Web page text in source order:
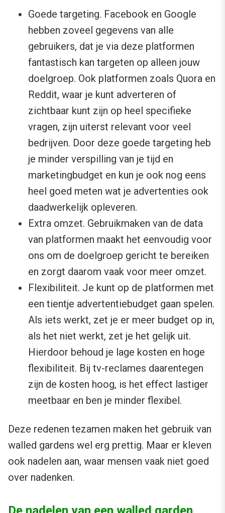
Goede targeting. Facebook en Google
hebben zoveel gegevens van alle
gebruikers, dat je via deze platformen
fantastisch kan targeten op alleen jouw
doelgroep. Ook platformen zoals Quora en
Reddit, waar je kunt adverteren of
zichtbaar kunt zijn op heel specifieke
vragen, zijn uiterst relevant voor veel
bedrijven. Door deze goede targeting heb
je minder verspilling van je tijd en
marketingbudget en kun je ook nog eens
heel goed meten wat je advertenties ook
daadwerkelijk opleveren.
Extra omzet. Gebruikmaken van de data
van platformen maakt het eenvoudig voor
ons om de doelgroep gericht te bereiken
en zorgt daarom vaak voor meer omzet.
Flexibiliteit. Je kunt op de platformen met
een tientje advertentiebudget gaan spelen.
Als iets werkt, zet je er meer budget op in,
als het niet werkt, zet je het gelijk uit.
Hierdoor behoud je lage kosten en hoge
flexibiliteit. Bij tv-reclames daarentegen
zijn de kosten hoog, is het effect lastiger
meetbaar en ben je minder flexibel.
Deze redenen tezamen maken het gebruik van
walled gardens wel erg prettig. Maar er kleven
ook nadelen aan, waar mensen vaak niet goed
over nadenken.